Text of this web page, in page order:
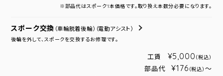
※部品代はスポーク1本価格です。取り換え本数分必要になります。
スポーク交換 （車輪脱着後輪） （電動アシスト）
後輪を外して、スポークを交換するお修理です。
工賃 ¥5,000 （税込）
部品代 ¥176 （税込） ～